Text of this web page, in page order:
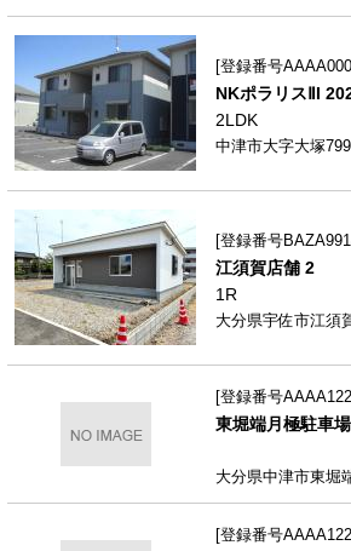
登録番号
NKポラリスⅡI
2LDK
中津市大字大塚
登録番号
江須賀店舗 2
1R
大分県宇佐市江須
登録番号
東堀端月極駐車
大分県中津市東堀
登録番号